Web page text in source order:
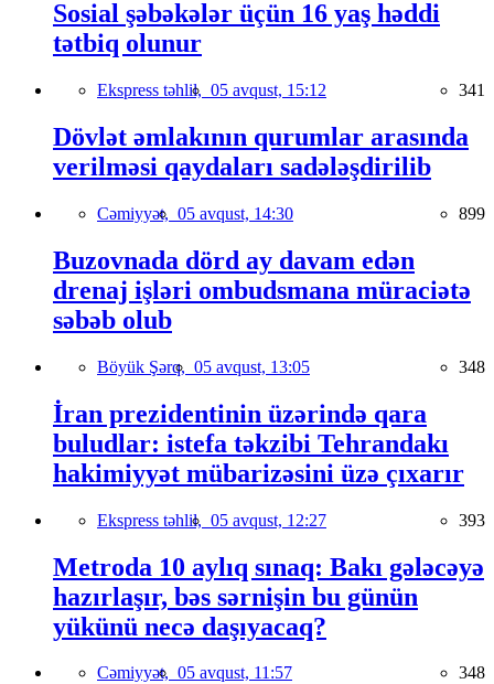
Sosial şəbəkələr üçün 16 yaş həddi
tətbiq olunur
Ekspress təhlil, 05 avqust, 15:12 341
Dövlət əmlakının qurumlar arasında
verilməsi qaydaları sadələşdirilib
Cəmiyyət, 05 avqust, 14:30 899
Buzovnada dörd ay davam edən
drenaj işləri ombudsmana müraciətə
səbəb olub
Böyük Şərq, 05 avqust, 13:05 348
İran prezidentinin üzərində qara
buludlar: istefa təkzibi Tehrandakı
hakimiyyət mübarizəsini üzə çıxarır
Ekspress təhlil, 05 avqust, 12:27 393
Metroda 10 aylıq sınaq: Bakı gələcəyə
hazırlaşır, bəs sərnişin bu günün
yükünü necə daşıyacaq?
Cəmiyyət, 05 avqust, 11:57 348